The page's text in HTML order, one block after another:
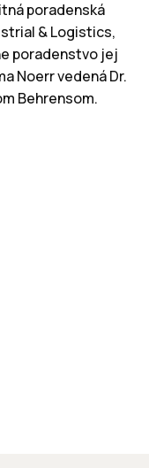
poradenská
& Logistics,
poradenstvo jej
Noerr vedená Dr.
Behrensom.